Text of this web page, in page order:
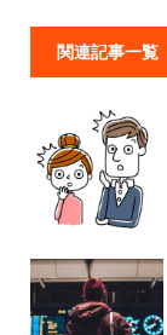
関連記事一覧